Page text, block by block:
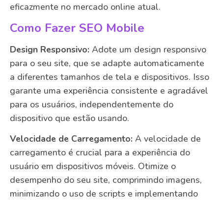
eficazmente no mercado online atual.
Como Fazer SEO Mobile
Design Responsivo: Adote um design responsivo
para o seu site, que se adapte automaticamente
a diferentes tamanhos de tela e dispositivos. Isso
garante uma experiência consistente e agradável
para os usuários, independentemente do
dispositivo que estão usando.
Velocidade de Carregamento: A velocidade de
carregamento é crucial para a experiência do
usuário em dispositivos móveis. Otimize o
desempenho do seu site, comprimindo imagens,
minimizando o uso de scripts e implementando